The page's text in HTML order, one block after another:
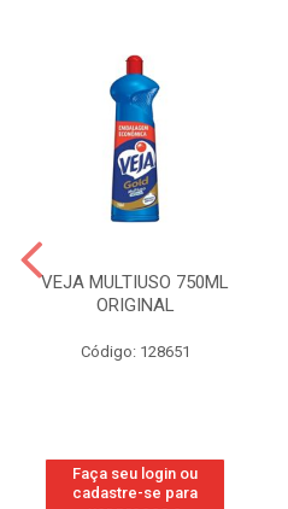
VEJA MULTIUSO 750ML
ORIGINAL
Código: 128651
Faça seu login ou
cadastre-se para